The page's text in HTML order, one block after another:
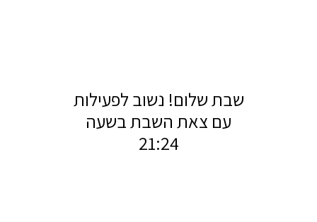
שבת שלום! נשוב לפעילות
עם צאת השבת בשעה
21:24